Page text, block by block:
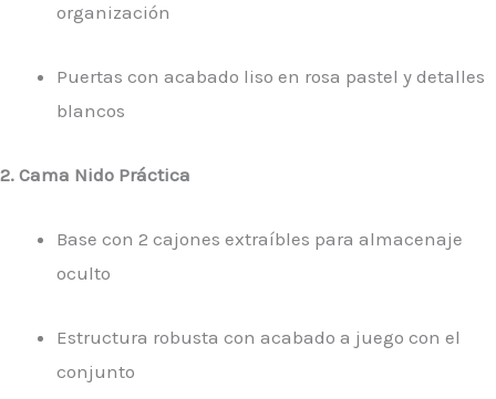
organización
Puertas con acabado liso en rosa pastel y detalles
blancos
2. Cama Nido Práctica
Base con 2 cajones extraíbles para almacenaje
oculto
Estructura robusta con acabado a juego con el
conjunto